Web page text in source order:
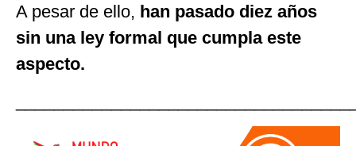
A pesar de ello, han pasado diez años
sin una ley formal que cumpla este
aspecto.